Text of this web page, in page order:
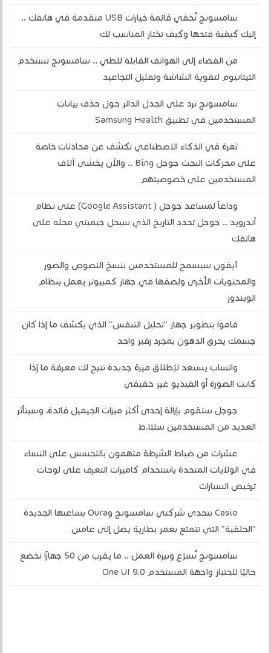
سامسونج تُخفي قائمة خيارات USB متقدمة في هاتفك ..
إليك كيفية فتحها وكيف تختار المناسب لك
من الفضاء إلى الهواتف القابلة للطي .. سامسونج تستخدم
التيتانيوم لتقوية الشاشة وتقليل التجاعيد
سامسونج ترد على الجدل الدائر حول حذف بيانات
المستخدمين في تطبيق Samsung Health
ثغرة في الذكاء الاصطناعي تكشف عن محادثات خاصة
على محركات البحث جوجل Bing .. والآن يخشى آلاف
المستخدمين على خصوصيتهم
وداعاً لمساعد جوجل ( Google Assistant) على نظام
أندرويد .. جوجل تحدد التاريخ الذي سيحل جيميني محله على
هاتفك
آيفون سيسمح للمستخدمين بنسخ النصوص والصور
والمحتويات الأخرى ولصقها في جهاز كمبيوتر يعمل بنظام
الويندوز
قاموا بتطوير جهاز "تحليل التنفس" الذي يكشف ما إذا كان
جسمك يحرق الدهون بمجرد زفير واحد
واتساب يستعد لإطلاق ميزة جديدة تتيح لك معرفة ما إذا
كانت الصورة أو الفيديو غير حقيقي
جوجل ستقوم بإزالة إحدى أكثر ميزات الجيميل فائدة، وسيتأثر
العديد من المستخدمين سلبًا.ط
عشرات من ضباط الشرطة متهمون بالتجسس على النساء
في الولايات المتحدة باستخدام كاميرات التعرف على لوحات
ترخيص السيارات
Casio تتحدى شركتي سامسونج وOura بساعتها الجديدة
"الحلقية" التي تتمتع بعمر بطارية يصل إلى عامين
سامسونج تُسرّع وتيرة العمل .. ما يقرب من 50 جهازًا تخضع
حاليًا لاختبار واجهة المستخدم One UI 9.0